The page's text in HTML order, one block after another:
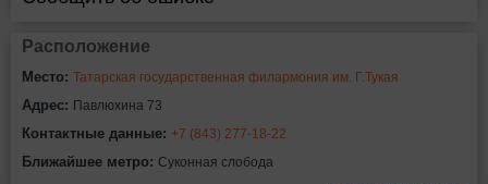
Расположение
Место: Татарская государственная филармония им. Г.Тукая
Адрес: Павлюхина 73
Контактные данные: +7 (843) 277-18-22
Ближайшее метро: Суконная слобода